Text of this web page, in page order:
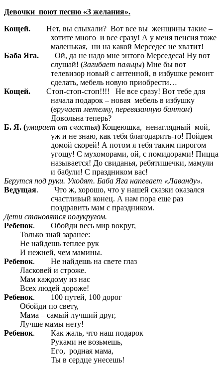
Девочки поют песню «3 желания».
Кощей. Нет, вы слыхали? Вот все вы женщины такие –
хотите много и все сразу! А у меня пенсия тоже
маленькая, ни на какой Мерседес не хватит!
Баба Яга. Ой, да не надо мне энтого Мерседеса! Ну вот
слушай! (Загибает пальцы) Мне бы вот
телевизор новый с антенной, в избушке ремонт
сделать, мебель новую приобрести…
Кощей. Стоп-стоп-стоп!!!!
Не все сразу! Вот тебе для
начала подарок – новая мебель в избушку
(вручает метелку, перевязанную бантом)
Довольна теперь?
Б. Я. (умирает от счастья) Кощеюшка, ненаглядный мой,
уж и не знаю, как тебя благодарить-то! Пойдем
домой скорей! А потом я тебя таким пирогом
угощу! С мухоморами, ой, с помидорами! Пицца
называется! До свиданья, ребятишечки, мамули
и бабули! С праздником вас!
Берутся под руки. Уходят. Баба Яга напевает «Лаванду».
Ведущая. Что ж, хорошо, что у нашей сказки оказался
счастливый конец. А нам пора еще раз
поздравить мам с праздником.
Дети становятся полукругом.
Ребенок. Обойди весь мир вокруг,
Только знай заранее:
Не найдешь теплее рук
И нежней, чем мамины.
Ребенок. Не найдешь на свете глаз
Ласковей и строже.
Мам каждому из нас
Всех людей дороже!
Ребенок. 100 путей, 100 дорог
Обойди по свету,
Мама – самый лучший друг,
Лучше мамы нету!
Ребенок. Как жаль, что наш подарок
Руками не возьмешь,
Его, родная мама,
Ты в сердце унесешь!